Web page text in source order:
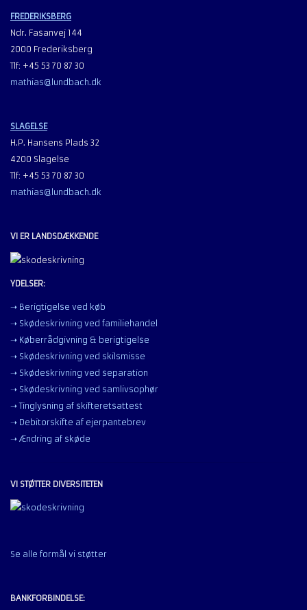
FREDERIKSBERG
Ndr. Fasanvej 144
2000 Frederiksberg
Tlf: +45 53 70 87 30
mathias@lundbach.dk
SLAGELSE
H.P. Hansens Plads 32
4200 Slagelse
Tlf: +45 53 70 87 30
mathias@lundbach.dk
VI ER LANDSDÆKKENDE
YDELSER:
➝ Berigtigelse ved køb
➝ Skødeskrivning ved familiehandel
➝ Køberrådgivning & berigtigelse
➝ Skødeskrivning ved skilsmisse
➝ Skødeskrivning ved separation
➝ Skødeskrivning ved samlivsophør
➝ Tinglysning af skifteretsattest
➝ Debitorskifte af ejerpantebrev
➝ Ændring af skøde
VI STØTTER DIVERSITETEN
Se alle formål vi støtter
BANKFORBINDELSE: